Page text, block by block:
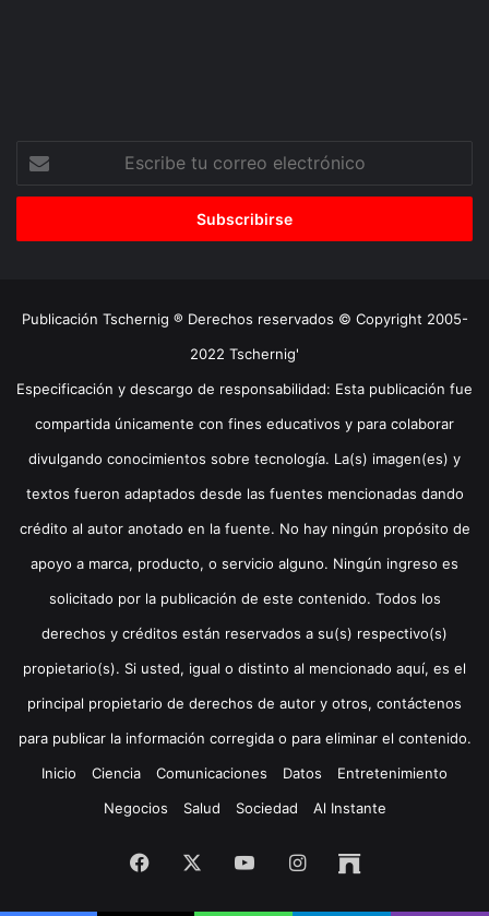
correo
Publicación Tschernig ® Derechos reservados © Copyright 2005-
2022 Tschernig'
Especificación y descargo de responsabilidad: Esta publicación fue
compartida únicamente con fines educativos y para colaborar
divulgando conocimientos sobre tecnología. La(s) imagen(es) y
textos fueron adaptados desde las fuentes mencionadas dando
crédito al autor anotado en la fuente. No hay ningún propósito de
apoyo a marca, producto, o servicio alguno. Ningún ingreso es
solicitado por la publicación de este contenido. Todos los
derechos y créditos están reservados a su(s) respectivo(s)
propietario(s). Si usted, igual o distinto al mencionado aquí, es el
principal propietario de derechos de autor y otros, contáctenos
para publicar la información corregida o para eliminar el contenido.
Inicio
Ciencia Comunicaciones Datos
Entretenimiento
Negocios
Salud Sociedad Al Instante
Facebook YouTubeInstagramArchive